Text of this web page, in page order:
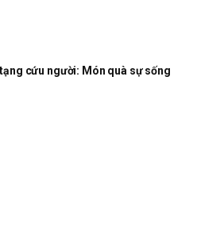
cứu người: Món quà sự sống